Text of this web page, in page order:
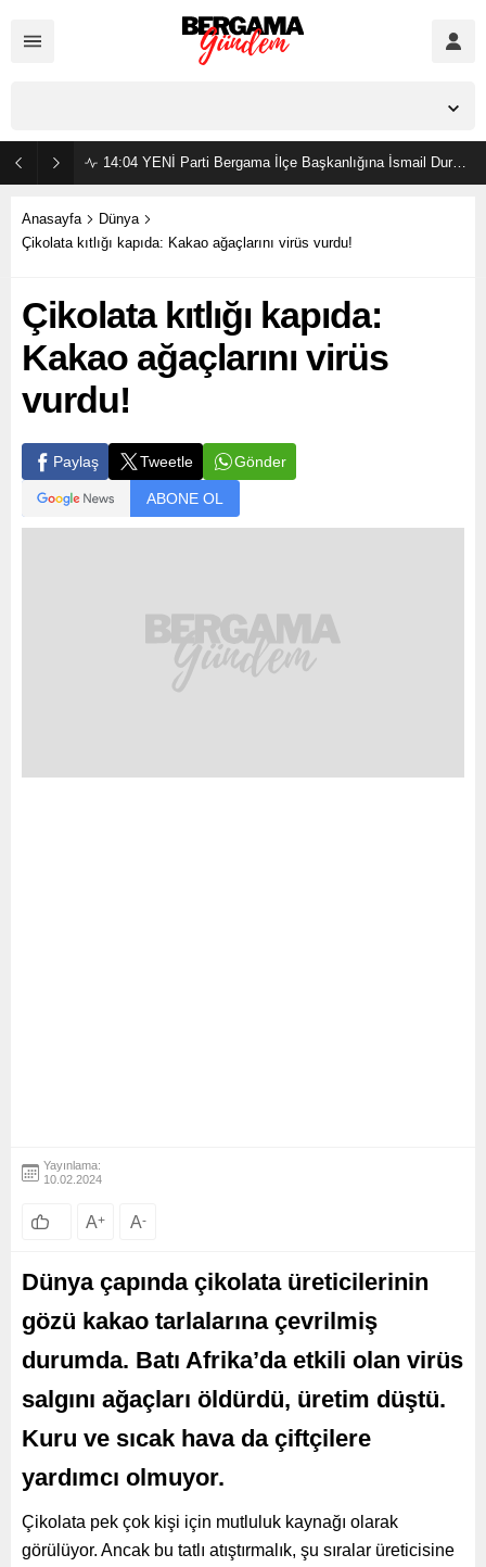
14:04 YENİ Parti Bergama İlçe Başkanlığına İsmail Durmaz görevlendirildi
Anasayfa
Dünya
Çikolata kıtlığı kapıda: Kakao ağaçlarını virüs vurdu!
Çikolata kıtlığı kapıda:
Kakao ağaçlarını virüs
vurdu!
Paylaş Tweetle Gönder
ABONE OL
Yayınlama:
10.02.2024
A+ A-
Dünya çapında çikolata üreticilerinin
gözü kakao tarlalarına çevrilmiş
durumda. Batı Afrika’da etkili olan virüs
salgını ağaçları öldürdü, üretim düştü.
Kuru ve sıcak hava da çiftçilere
yardımcı olmuyor.
Çikolata pek çok kişi için mutluluk kaynağı olarak
görülüyor. Ancak bu tatlı atıştırmalık, şu sıralar üreticisine